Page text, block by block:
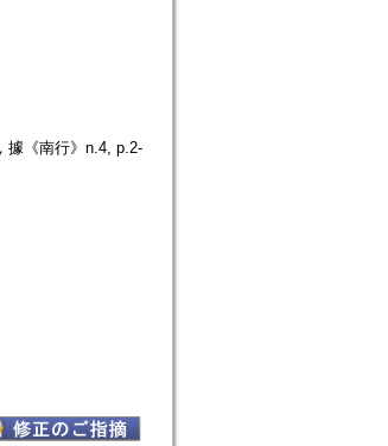
據《南行》n.4, p.2-